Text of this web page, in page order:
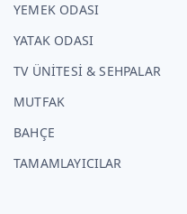
YEMEK ODASI
YATAK ODASI
TV ÜNİTESİ & SEHPALAR
MUTFAK
BAHÇE
TAMAMLAYICILAR